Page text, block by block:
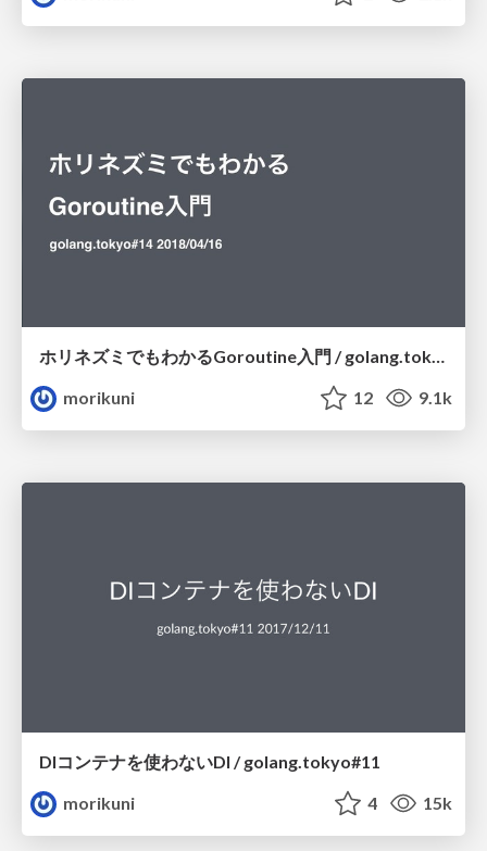
ホリネズミでもわかるGoroutine入門 / golang.tokyo#14
morikuni
12 9.1k
DIコンテナを使わないDI / golang.tokyo#11
morikuni
4 15k